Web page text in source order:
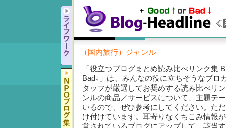
（国内旅行）ジャンル
「役立つブログまとめ読み比べリンク集
Bad↓」は、みんなの役に立ちそうなブロ
タッフが厳選してお奨めする読み比べリ
ンルの商品／サービスについて、主題テ
いるので、ぜひ参考にしてください。た
け付けています。耳寄りなくちこみ情報
営されているブログにアップして、該当